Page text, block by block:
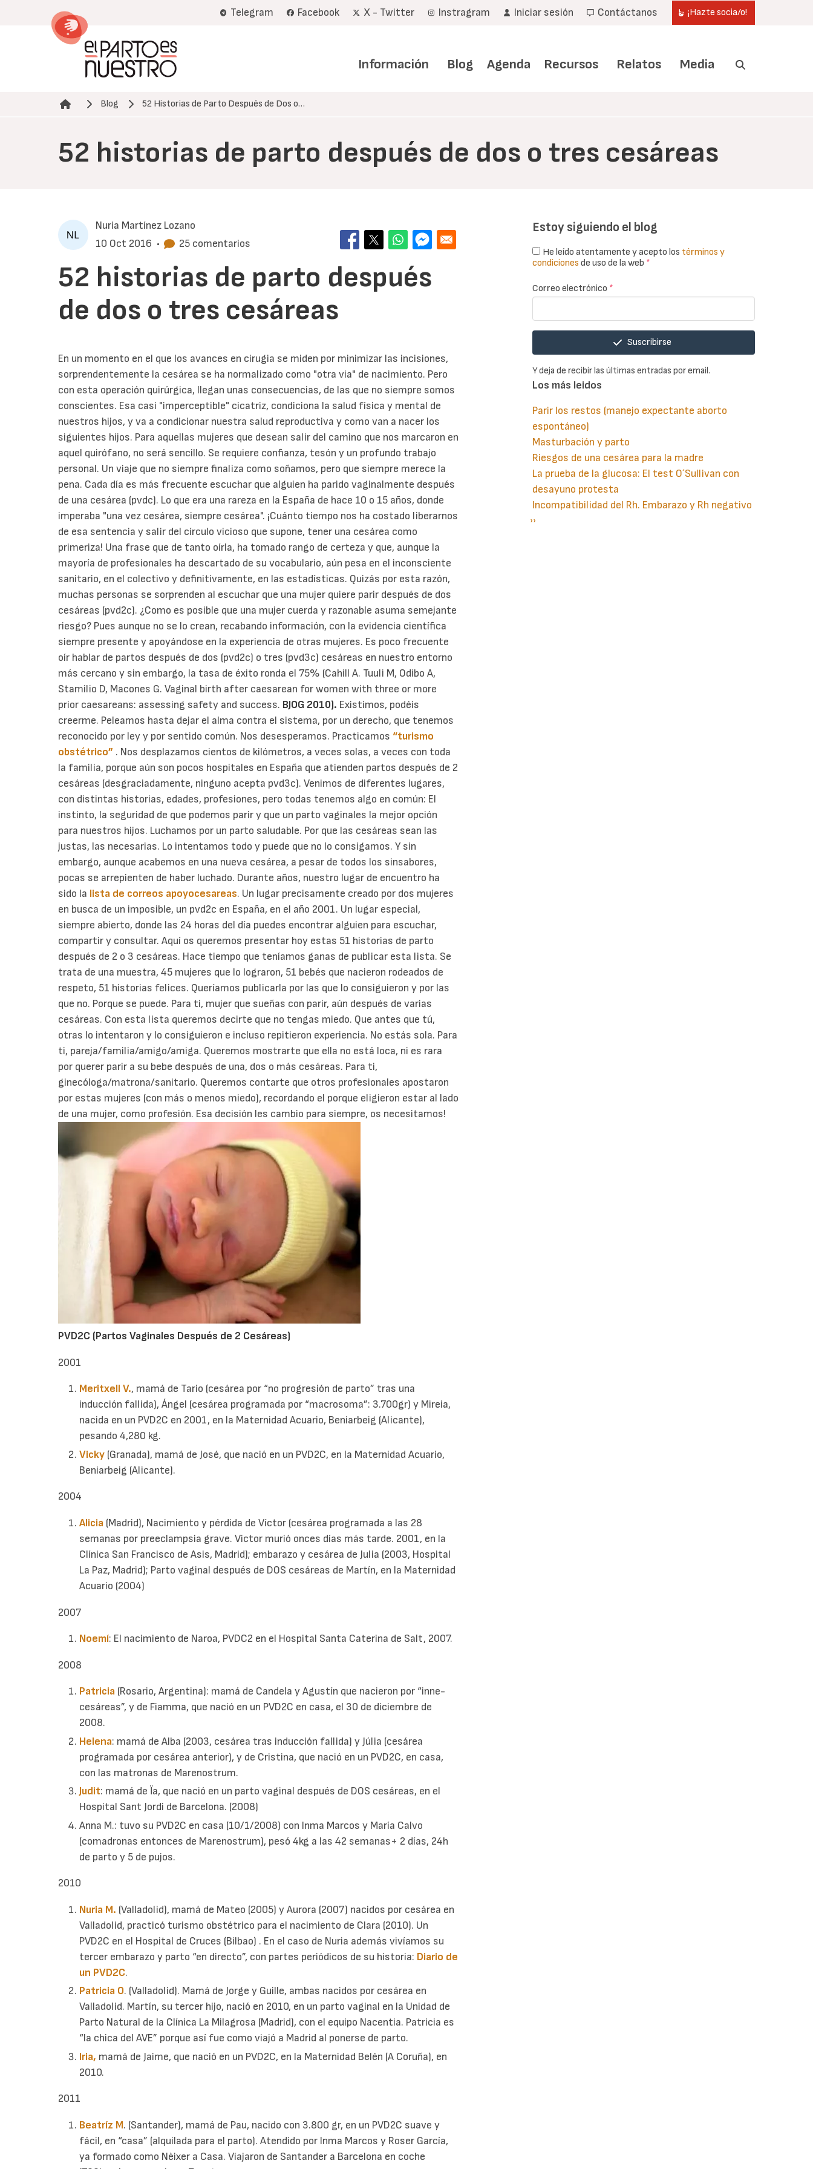
Telegram Facebook X - Twitter Instragram Iniciar sesión Contáctanos ¡Hazte socia/o!
Información Blog Agenda Recursos Relatos Media
Ruta de navegación
Blog 52 Historias de Parto Después de Dos o…
52 historias de parto después de dos o tres cesáreas
Nuria Martínez Lozano
10 Oct 2016 • 25 comentarios
52 historias de parto después
de dos o tres cesáreas
En un momento en el que los avances en cirugia se miden por minimizar las incisiones,
sorprendentemente la cesárea se ha normalizado como "otra via" de nacimiento. Pero
con esta operación quirúrgica, llegan unas consecuencias, de las que no siempre somos
conscientes. Esa casi "imperceptible" cicatriz, condiciona la salud física y mental de
nuestros hijos, y va a condicionar nuestra salud reproductiva y como van a nacer los
siguientes hijos. Para aquellas mujeres que desean salir del camino que nos marcaron en
aquel quirófano, no será sencillo. Se requiere confianza, tesón y un profundo trabajo
personal. Un viaje que no siempre finaliza como soñamos, pero que siempre merece la
pena. Cada día es más frecuente escuchar que alguien ha parido vaginalmente después
de una cesárea (pvdc). Lo que era una rareza en la España de hace 10 o 15 años, donde
imperaba "una vez cesárea, siempre cesárea". ¡Cuánto tiempo nos ha costado liberarnos
de esa sentencia y salir del círculo vicioso que supone, tener una cesárea como
primeriza! Una frase que de tanto oírla, ha tomado rango de certeza y que, aunque la
mayoría de profesionales ha descartado de su vocabulario, aún pesa en el inconsciente
sanitario, en el colectivo y definitivamente, en las estadísticas. Quizás por esta razón,
muchas personas se sorprenden al escuchar que una mujer quiere parir después de dos
cesáreas (pvd2c). ¿Como es posible que una mujer cuerda y razonable asuma semejante
riesgo? Pues aunque no se lo crean, recabando información, con la evidencia científica
siempre presente y apoyándose en la experiencia de otras mujeres. Es poco frecuente
oír hablar de partos después de dos (pvd2c) o tres (pvd3c) cesáreas en nuestro entorno
más cercano y sin embargo, la tasa de éxito ronda el 75% (Cahill A. Tuuli M, Odibo A,
Stamilio D, Macones G. Vaginal birth after caesarean for women with three or more
prior caesareans: assessing safety and success. BJOG 2010). Existimos, podéis
creerme. Peleamos hasta dejar el alma contra el sistema, por un derecho, que tenemos
reconocido por ley y por sentido común. Nos desesperamos. Practicamos “turismo
obstétrico” . Nos desplazamos cientos de kilómetros, a veces solas, a veces con toda
la familia, porque aún son pocos hospitales en España que atienden partos después de 2
cesáreas (desgraciadamente, ninguno acepta pvd3c). Venimos de diferentes lugares,
con distintas historias, edades, profesiones, pero todas tenemos algo en común: El
instinto, la seguridad de que podemos parir y que un parto vaginales la mejor opción
para nuestros hijos. Luchamos por un parto saludable. Por que las cesáreas sean las
justas, las necesarias. Lo intentamos todo y puede que no lo consigamos. Y sin
embargo, aunque acabemos en una nueva cesárea, a pesar de todos los sinsabores,
pocas se arrepienten de haber luchado. Durante años, nuestro lugar de encuentro ha
sido la lista de correos apoyocesareas. Un lugar precisamente creado por dos mujeres
en busca de un imposible, un pvd2c en España, en el año 2001. Un lugar especial,
siempre abierto, donde las 24 horas del día puedes encontrar alguien para escuchar,
compartir y consultar. Aquí os queremos presentar hoy estas 51 historias de parto
después de 2 o 3 cesáreas. Hace tiempo que teníamos ganas de publicar esta lista. Se
trata de una muestra, 45 mujeres que lo lograron, 51 bebés que nacieron rodeados de
respeto, 51 historias felices. Queríamos publicarla por las que lo consiguieron y por las
que no. Porque se puede. Para ti, mujer que sueñas con parir, aún después de varias
cesáreas. Con esta lista queremos decirte que no tengas miedo. Que antes que tú,
otras lo intentaron y lo consiguieron e incluso repitieron experiencia. No estás sola. Para
ti, pareja/familia/amigo/amiga. Queremos mostrarte que ella no está loca, ni es rara
por querer parir a su bebe después de una, dos o más cesáreas. Para ti,
ginecóloga/matrona/sanitario. Queremos contarte que otros profesionales apostaron
por estas mujeres (con más o menos miedo), recordando el porque eligieron estar al lado
de una mujer, como profesión. Esa decisión les cambio para siempre, os necesitamos!
PVD2C (Partos Vaginales Después de 2 Cesáreas)
2001
Meritxell V., mamá de Tario (cesárea por “no progresión de parto” tras una
inducción fallida), Ángel (cesárea programada por “macrosoma”: 3.700gr) y Mireia,
nacida en un PVD2C en 2001, en la Maternidad Acuario, Beniarbeig (Alicante),
pesando 4,280 kg.
Vicky (Granada), mamá de José, que nació en un PVD2C, en la Maternidad Acuario,
Beniarbeig (Alicante).
2004
Alicia (Madrid), Nacimiento y pérdida de Víctor (cesárea programada a las 28
semanas por preeclampsia grave. Victor murió onces días más tarde. 2001, en la
Clínica San Francisco de Asis, Madrid); embarazo y cesárea de Julia (2003, Hospital
La Paz, Madrid); Parto vaginal después de DOS cesáreas de Martín, en la Maternidad
Acuario (2004)
2007
Noemí: El nacimiento de Naroa, PVDC2 en el Hospital Santa Caterina de Salt, 2007.
2008
Patricia (Rosario, Argentina): mamá de Candela y Agustín que nacieron por “inne-
cesáreas”, y de Fiamma, que nació en un PVD2C en casa, el 30 de diciembre de
2008.
Helena: mamá de Alba (2003, cesárea tras inducción fallida) y Júlia (cesárea
programada por cesárea anterior), y de Cristina, que nació en un PVD2C, en casa,
con las matronas de Marenostrum.
Judit: mamá de Ïa, que nació en un parto vaginal después de DOS cesáreas, en el
Hospital Sant Jordi de Barcelona. (2008)
Anna M.: tuvo su PVD2C en casa (10/1/2008) con Inma Marcos y María Calvo
(comadronas entonces de Marenostrum), pesó 4kg a las 42 semanas+ 2 días, 24h
de parto y 5 de pujos.
2010
Nuria M. (Valladolid), mamá de Mateo (2005) y Aurora (2007) nacidos por cesárea en
Valladolid, practicó turismo obstétrico para el nacimiento de Clara (2010). Un
PVD2C en el Hospital de Cruces (Bilbao) . En el caso de Nuria además vivíamos su
tercer embarazo y parto “en directo”, con partes periódicos de su historia: Diario de
un PVD2C.
Patricia O. (Valladolid). Mamá de Jorge y Guille, ambas nacidos por cesárea en
Valladolid. Martín, su tercer hijo, nació en 2010, en un parto vaginal en la Unidad de
Parto Natural de la Clínica La Milagrosa (Madrid), con el equipo Nacentia. Patricia es
“la chica del AVE” porque así fue como viajó a Madrid al ponerse de parto.
Iria, mamá de Jaime, que nació en un PVD2C, en la Maternidad Belén (A Coruña), en
2010.
2011
Beatríz M. (Santander), mamá de Pau, nacido con 3.800 gr, en un PVD2C suave y
fácil, en “casa” (alquilada para el parto). Atendido por Inma Marcos y Roser García,
ya formado como Nèixer a Casa. Viajaron de Santander a Barcelona en coche
Estoy siguiendo el blog
He leído atentamente y acepto los términos y
condiciones de uso de la web *
Correo electrónico *
Suscribirse
Y deja de recibir las últimas entradas por email.
Los más leidos
Parir los restos (manejo expectante aborto
espontáneo)
Masturbación y parto
Riesgos de una cesárea para la madre
La prueba de la glucosa: El test O´Sullivan con
desayuno protesta
Incompatibilidad del Rh. Embarazo y Rh negativo
Paginación
Siguiente
››